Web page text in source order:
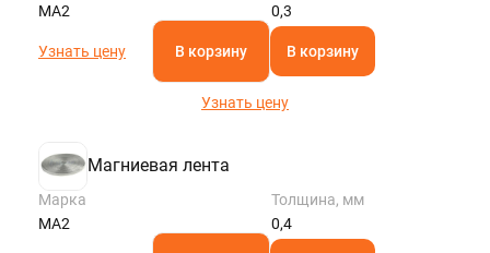
МА2
0,3
Узнать цену В корзину В корзину
Узнать цену
Магниевая лента
Марка
МА2
Толщина, мм
0,4